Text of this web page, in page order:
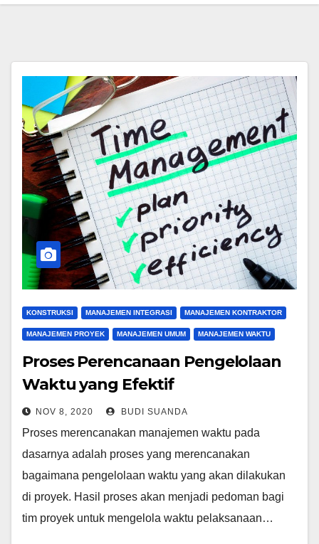
KONSTRUKSI MANAJEMEN INTEGRASI MANAJEMEN KONTRAKTOR
MANAJEMEN PROYEK MANAJEMEN UMUM MANAJEMEN WAKTU
Proses Perencanaan Pengelolaan
Waktu yang Efektif
NOV 8, 2020 BUDI SUANDA
Proses merencanakan manajemen waktu pada
dasarnya adalah proses yang merencanakan
bagaimana pengelolaan waktu yang akan dilakukan
di proyek. Hasil proses akan menjadi pedoman bagi
tim proyek untuk mengelola waktu pelaksanaan…